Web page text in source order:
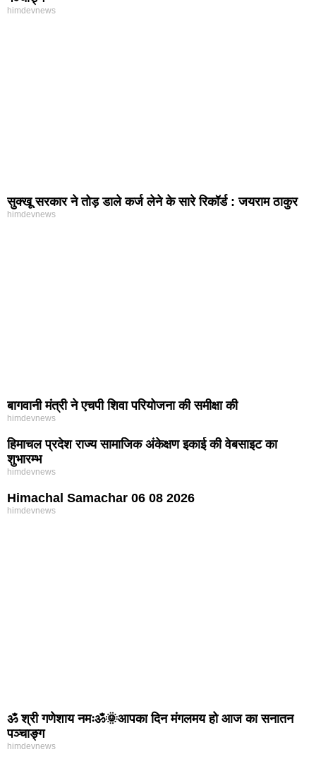
himdevnews
सुक्खू सरकार ने तोड़ डाले कर्ज लेने के सारे रिकॉर्ड : जयराम ठाकुर
himdevnews
बागवानी मंत्री ने एचपी शिवा परियोजना की समीक्षा की
himdevnews
हिमाचल प्रदेश राज्य सामाजिक अंकेक्षण इकाई की वेबसाइट का
शुभारम्भ
himdevnews
Himachal Samachar 06 08 2026
himdevnews
ॐ श्री गणेशाय नमःॐ🌞आपका दिन मंगलमय हो आज का सनातन
पञ्चाङ्ग
himdevnews